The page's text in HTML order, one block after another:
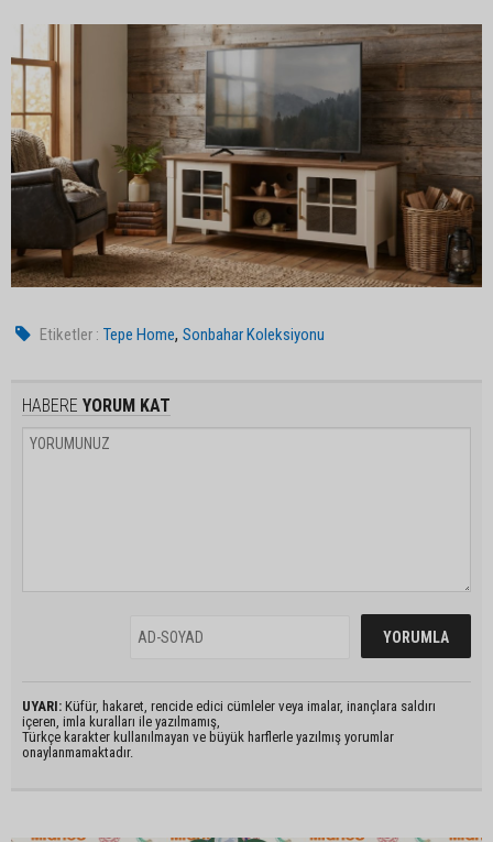
Etiketler : Tepe Home,Sonbahar Koleksiyonu
HABERE YORUM KAT
UYARI: Küfür, hakaret, rencide edici cümleler veya imalar, inançlara saldırı
içeren, imla kuralları ile yazılmamış,
Türkçe karakter kullanılmayan ve büyük harflerle yazılmış yorumlar
onaylanmamaktadır.